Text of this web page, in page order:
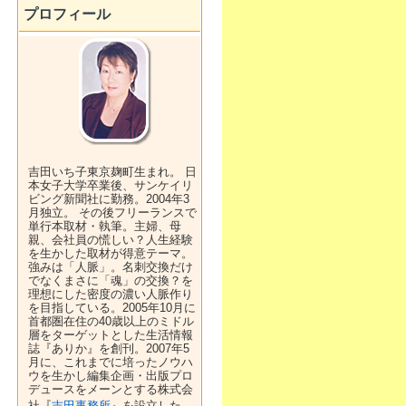
プロフィール
吉田いち子東京麹町生まれ。 日
本女子大学卒業後、サンケイリ
ビング新聞社に勤務。2004年3
月独立。 その後フリーランスで
単行本取材・執筆。主婦、母
親、会社員の慌しい？人生経験
を生かした取材が得意テーマ。
強みは「人脈」。名刺交換だけ
でなくまさに「魂」の交換？を
理想にした密度の濃い人脈作り
を目指している。2005年10月に
首都圏在住の40歳以上のミドル
層をターゲットとした生活情報
誌『ありか』を創刊。2007年5
月に、これまでに培ったノウハ
ウを生かし編集企画・出版プロ
デュースをメーンとする株式会